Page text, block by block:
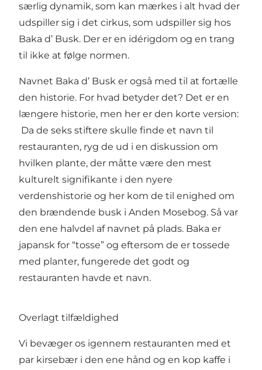
særlig dynamik, som kan mærkes i alt hvad der
udspiller sig i det cirkus, som udspiller sig hos
Baka d’ Busk. Der er en idérigdom og en trang
til ikke at følge normen.
Navnet Baka d’ Busk er også med til at fortælle
den historie. For hvad betyder det? Det er en
længere historie, men her er den korte version:
Da de seks stiftere skulle finde et navn til
restauranten, ryg de ud i en diskussion om
hvilken plante, der måtte være den mest
kulturelt signifikante i den nyere
verdenshistorie og her kom de til enighed om
den brændende busk i Anden Mosebog. Så var
den ene halvdel af navnet på plads. Baka er
japansk for “tosse” og eftersom de er tossede
med planter, fungerede det godt og
restauranten havde et navn.
Overlagt tilfældighed
Vi bevæger os igennem restauranten med et
par kirsebær i den ene hånd og en kop kaffe i